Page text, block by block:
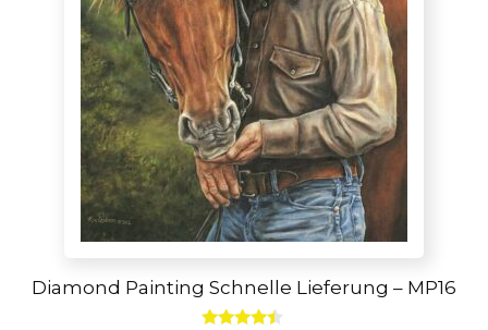
Diamond Painting Schnelle Lieferung – MP16